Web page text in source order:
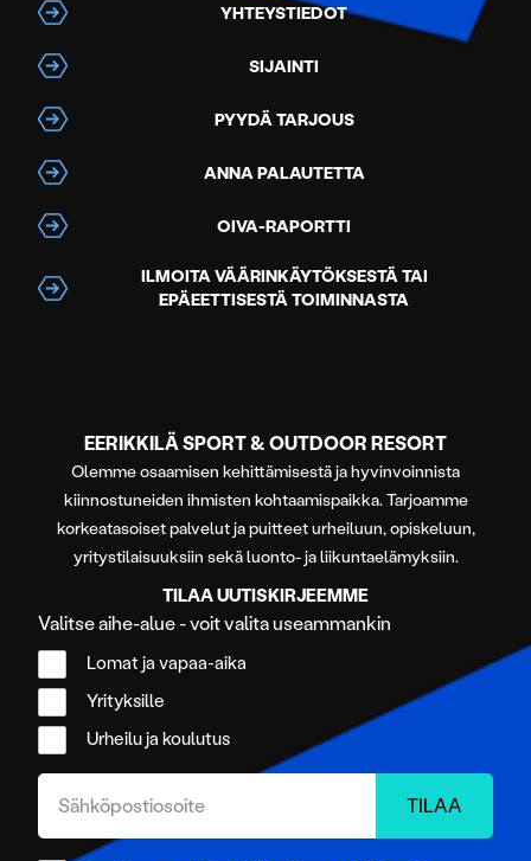
YHTEYSTIEDOT
SIJAINTI
PYYDÄ TARJOUS
ANNA PALAUTETTA
OIVA-RAPORTTI
ILMOITA VÄÄRINKÄYTÖKSESTÄ TAI
EPÄEETTISESTÄ TOIMINNASTA
EERIKKILÄ SPORT & OUTDOOR RESORT
Olemme osaamisen kehittämisestä ja hyvinvoinnista
kiinnostuneiden ihmisten kohtaamispaikka. Tarjoamme
korkeatasoiset palvelut ja puitteet urheiluun, opiskeluun,
yritystilaisuuksiin sekä luonto- ja liikuntaelämyksiin.
TILAA UUTISKIRJEEMME
Valitse aihe-alue - voit valita useammankin
Lomat ja vapaa-aika
Yrityksille
Urheilu ja koulutus